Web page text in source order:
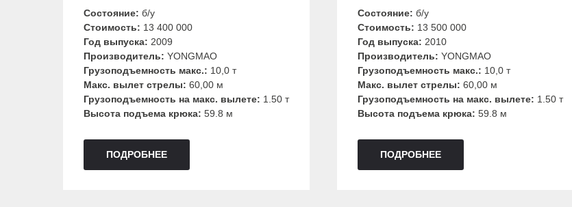
Состояние: б/у
Стоимость: 13 400 000
Год выпуска: 2009
Производитель: YONGMAO
Грузоподъемность макс.: 10,0 т
Макс. вылет стрелы: 60,00 м
Грузоподъемность на макс. вылете: 1.50 т
Высота подъема крюка: 59.8 м
ПОДРОБНЕЕ
Состояние: б/у
Стоимость: 13 500 000
Год выпуска: 2010
Производитель: YONGMAO
Грузоподъемность макс.: 10,0 т
Макс. вылет стрелы: 60,00 м
Грузоподъемность на макс. вылете: 1.50 т
Высота подъема крюка: 59.8 м
ПОДРОБНЕЕ